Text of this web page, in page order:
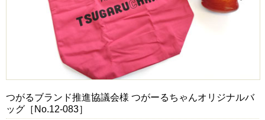
つがるブランド推進協議会様 つがーるちゃんオリジナルバ
ッグ［No.12-083］